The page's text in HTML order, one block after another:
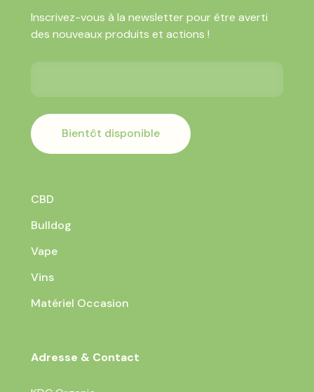
Inscrivez-vous à la newsletter pour être averti
des nouveaux produits et actions !
Bientôt disponible
CBD
Bulldog
Vape
Vins
Matériel Occasion
Adresse & Contact